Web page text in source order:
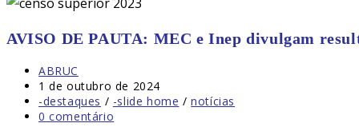
AVISO DE PAUTA: MEC e Inep divulgam
Autor
do
post:
ABRUC
Post
publicado:
1 de outubro de 2024
Categoria
do
-destaques / -slide home / notícias
Comentários
0 comentário